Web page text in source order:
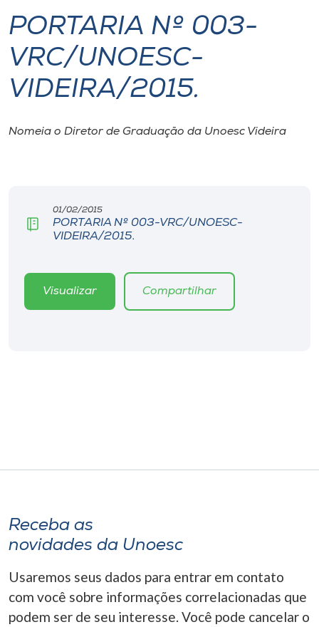
Internacionalização
I.nova
Biblioteca
Editora
A-
PORTARIA Nº 003-
VRC/UNOESC-
VIDEIRA/2015.
Nomeia o Diretor de Graduação da Unoesc Videira
01/02/2015
PORTARIA Nº 003-VRC/UNOESC-
VIDEIRA/2015.
Visualizar Compartilhar
Receba as
novidades da Unoesc
Usaremos seus dados para entrar em contato
com você sobre informações correlacionadas que
podem ser de seu interesse. Você pode cancelar o